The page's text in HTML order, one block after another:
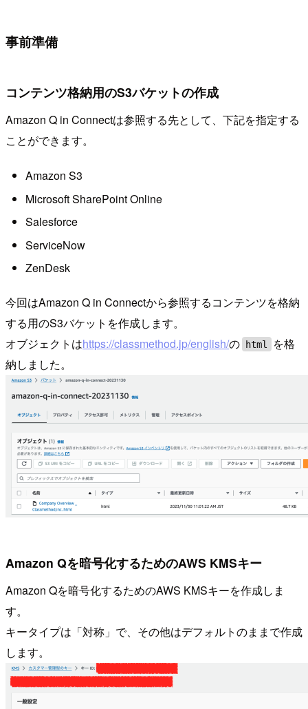
事前準備
コンテンツ格納用のS3バケットの作成
Amazon Q in Connectは参照する先として、下記を指定する
ことができます。
Amazon S3
Microsoft SharePoint Online
Salesforce
ServiceNow
ZenDesk
今回はAmazon Q in Connectから参照するコンテンツを格納
する用のS3バケットを作成します。
オブジェクトはhttps://classmethod.jp/english/の html
を格
納しました。
Amazon Qを暗号化するためのAWS KMSキー
Amazon Qを暗号化するためのAWS KMSキーを作成しま
す。
キータイプは「対称」で、その他はデフォルトのままで作成
します。